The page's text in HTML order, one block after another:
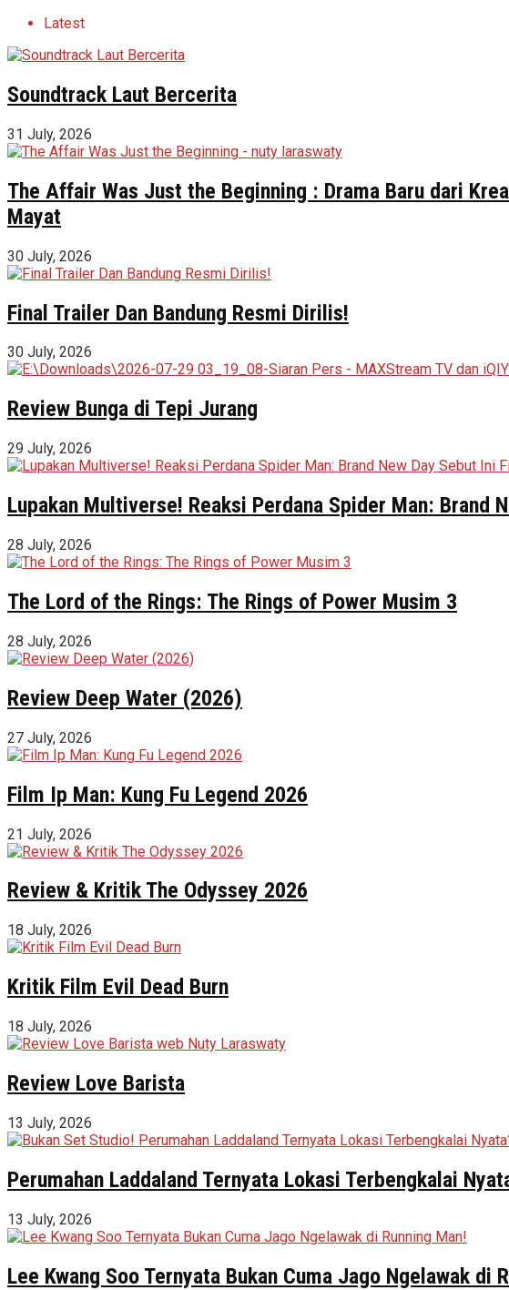
Latest
Soundtrack Laut Bercerita
31 July, 2026
The Affair Was Just the Beginning : Drama Baru dari
Mayat
30 July, 2026
Final Trailer Dan Bandung Resmi Dirilis!
30 July, 2026
Review Bunga di Tepi Jurang
29 July, 2026
Lupakan Multiverse! Reaksi Perdana Spider Man: Brand
28 July, 2026
The Lord of the Rings: The Rings of Power Musim 3
28 July, 2026
Review Deep Water (2026)
27 July, 2026
Film Ip Man: Kung Fu Legend 2026
21 July, 2026
Review & Kritik The Odyssey 2026
18 July, 2026
Kritik Film Evil Dead Burn
18 July, 2026
Review Love Barista
13 July, 2026
Perumahan Laddaland Ternyata Lokasi Terbengkalai
13 July, 2026
Lee Kwang Soo Ternyata Bukan Cuma Jago Ngelawak di